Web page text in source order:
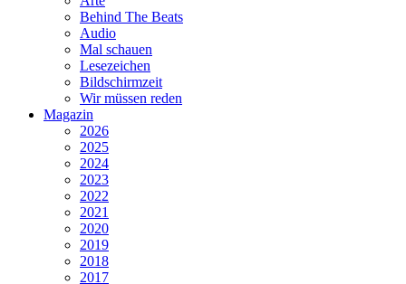
Behind The Beats
Audio
Mal schauen
Lesezeichen
Bildschirmzeit
Wir müssen reden
Magazin
2026
2025
2024
2023
2022
2021
2020
2019
2018
2017